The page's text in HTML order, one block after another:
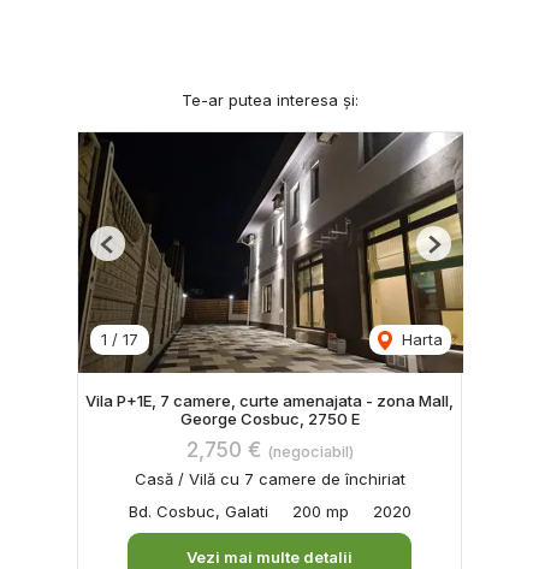
Te-ar putea interesa și:
1 / 17 Harta
Previous Next
Vila P+1E, 7 camere, curte amenajata - zona Mall,
George Cosbuc, 2750 E
2,750 € (negociabil)
Casă / Vilă cu 7 camere de închiriat
Bd. Cosbuc, Galati
200 mp 2020
Vezi mai multe detalii